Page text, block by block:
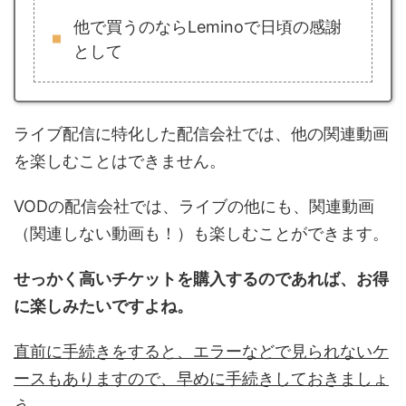
他で買うのならLeminoで日頃の感謝
として
ライブ配信に特化した配信会社では、他の関連動画
を楽しむことはできません。
VODの配信会社では、ライブの他にも、関連動画
（関連しない動画も！）も楽しむことができます。
せっかく高いチケットを購入するのであれば、お得
に楽しみたいですよね。
直前に手続きをすると、エラーなどで見られないケ
ースもありますので、早めに手続きしておきましょ